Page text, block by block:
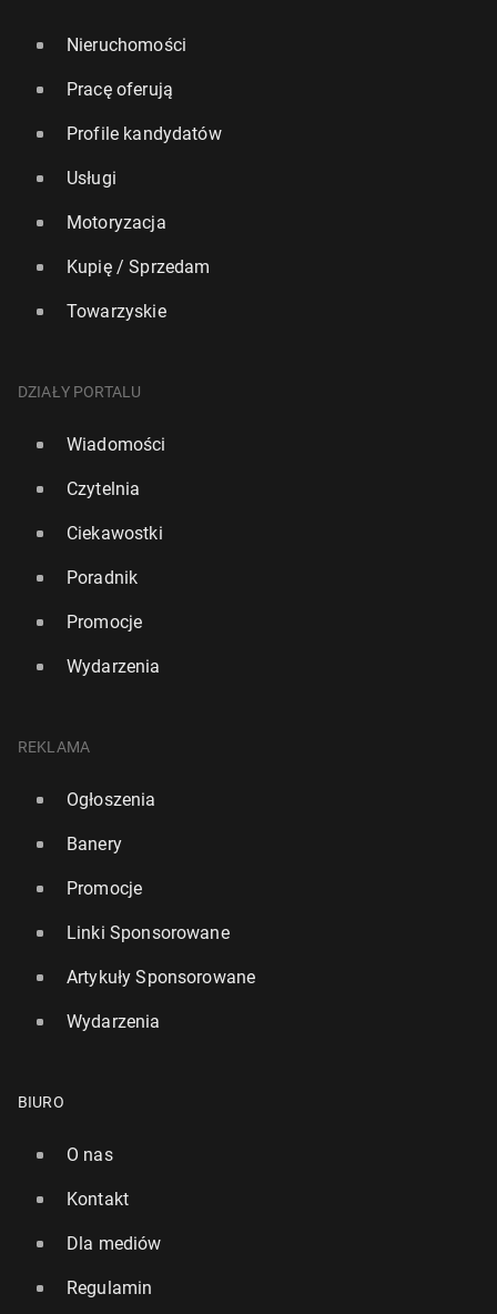
Nieruchomości
Pracę oferują
Profile kandydatów
Usługi
Motoryzacja
Kupię / Sprzedam
Towarzyskie
DZIAŁY PORTALU
Wiadomości
Czytelnia
Ciekawostki
Poradnik
Promocje
Wydarzenia
REKLAMA
Ogłoszenia
Banery
Promocje
Linki Sponsorowane
Artykuły Sponsorowane
Wydarzenia
BIURO
O nas
Kontakt
Dla mediów
Regulamin